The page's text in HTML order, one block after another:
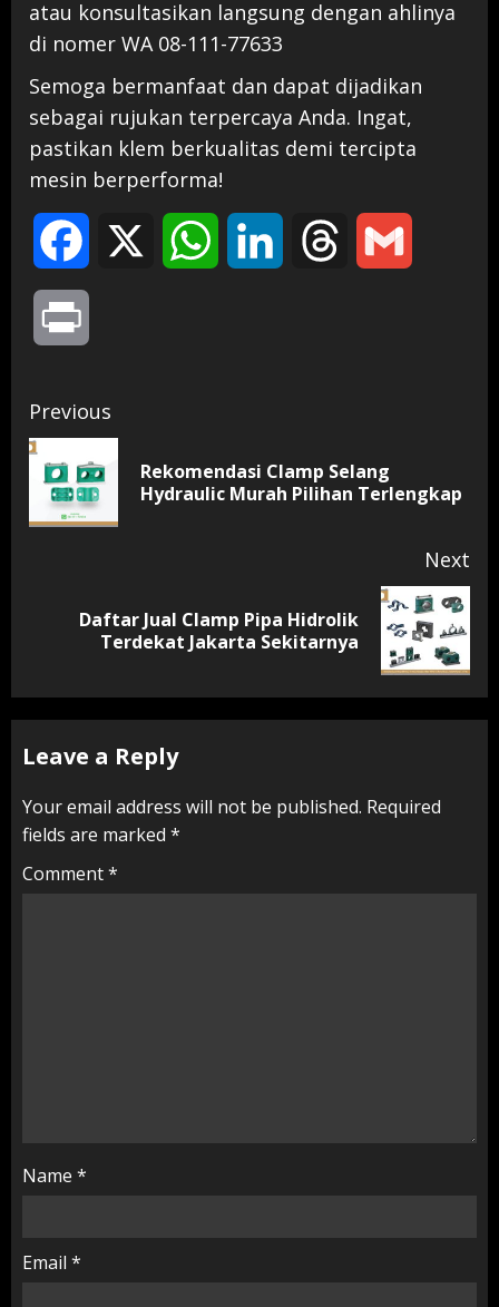
atau konsultasikan langsung dengan ahlinya
di nomer WA 08-111-77633
Semoga bermanfaat dan dapat dijadikan
sebagai rujukan terpercaya Anda. Ingat,
pastikan klem berkualitas demi tercipta
mesin berperforma!
Facebook WhatsAppLinkedIn Threads
Continue
Reading
Previous
Rekomendasi Clamp Selang
Hydraulic Murah Pilihan Terlengkap
Next
Daftar Jual Clamp Pipa Hidrolik
Terdekat Jakarta Sekitarnya
Leave a Reply
Your email address will not be published. Required
fields are marked *
Comment*
Name *
Email *